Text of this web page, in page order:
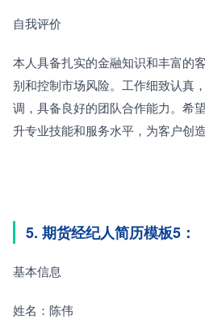
自我评价
本人具备扎实的金融知识和丰富的
别和控制市场风险。工作细致认真
调，具备良好的团队合作能力。希
升专业技能和服务水平，为客户创造
5. 期货经纪人简历模板5：
基本信息
姓名：陈伟